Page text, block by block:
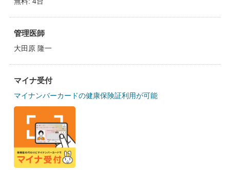
管理医師
大田原 隆一
マイナ受付
マイナンバーカードの健康保険証利用が可能